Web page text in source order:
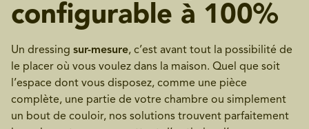
configurable à 100%
Un dressing sur-mesure, c’est avant tout la possibilité de
le placer où vous voulez dans la maison. Quel que soit
l’espace dont vous disposez, comme une pièce
complète, une partie de votre chambre ou simplement
un bout de couloir, nos solutions trouvent parfaitement